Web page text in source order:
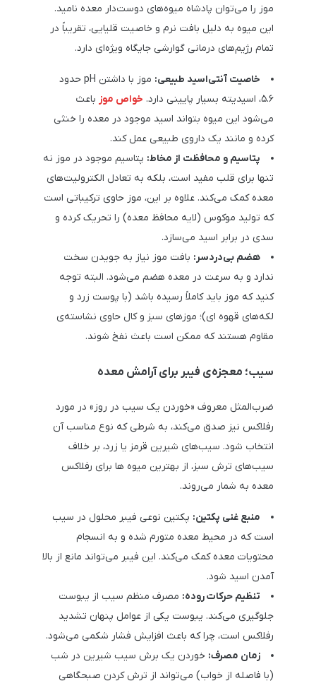
موز را می‌توان پادشاه میوه‌های دوست‌دار معده نامید.
این میوه به دلیل بافت نرم و خاصیت قلیایی، تقریباً در
تمام رژیم‌های درمانی گوارشی جایگاه ویژه‌ای دارد.
خاصیت آنتی‌اسید طبیعی:
موز با داشتن pH حدود
۵.۶، اسیدیته بسیار پایینی دارد.
خواص موز باعث
می‌شود این میوه بتواند اسید موجود در معده را خنثی
کرده و مانند یک داروی طبیعی عمل کند.
پتاسیم و محافظت از مخاط: پتاسیم موجود در موز نه
تنها برای قلب مفید است، بلکه به تعادل الکترولیت‌های
معده کمک می‌کند. علاوه بر این، موز حاوی ترکیباتی است
که تولید موکوس (لایه محافظ معده) را تحریک کرده و
سدی در برابر اسید می‌سازد.
هضم بی‌دردسر: بافت موز نیاز به جویدن سخت
ندارد و به سرعت در معده هضم می‌شود. البته توجه
کنید که موز باید کاملاً رسیده باشد (با پوست زرد و
لکه‌های قهوه ای)؛ موزهای سبز و کال حاوی نشاسته‌ی
مقاوم هستند که ممکن است باعث نفخ شوند.
سیب؛ معجزه‌ی فیبر برای آرامش معده
ضرب‌المثل معروف «خوردن یک سیب در روز» در مورد
رفلاکس نیز صدق می‌کند، به شرطی که نوع مناسب آن
انتخاب شود. سیب‌های شیرین قرمز یا زرد، بر خلاف
سیب‌های ترش سبز، از بهترین میوه ها برای رفلاکس
معده به شمار می‌روند.
منبع غنی پکتین: پکتین نوعی فیبر محلول در سیب
است که در محیط معده متورم شده و به انسجام
محتویات معده کمک می‌کند. این فیبر می‌تواند مانع از بالا
آمدن اسید شود.
تنظیم حرکات روده: مصرف منظم سیب از یبوست
جلوگیری می‌کند. یبوست یکی از عوامل پنهان تشدید
رفلاکس است، چرا که باعث افزایش فشار شکمی می‌شود.
زمان مصرف: خوردن یک برش سیب شیرین در شب
(با فاصله از خواب) می‌تواند از ترش کردن صبحگاهی